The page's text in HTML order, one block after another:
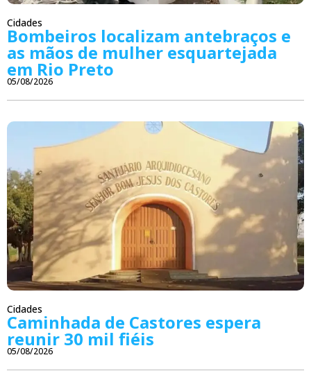
Cidades
Bombeiros localizam antebraços e
as mãos de mulher esquartejada
em Rio Preto
05/08/2026
Cidades
Caminhada de Castores espera
reunir 30 mil fiéis
05/08/2026